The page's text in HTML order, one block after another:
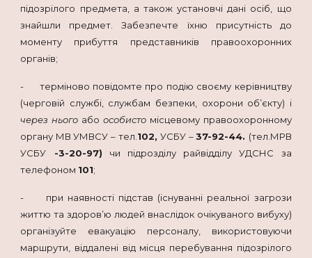
підозрілого предмета, а також установчі дані осіб, що
знайшли предмет. Забезпечте їхню присутність до
моменту прибуття представників правоохоронних
органів;
- терміново повідомте про подію своєму керівництву
(черговій службі, службам безпеки, охорони об’єкту) і
через нього або особистомісцевому правоохоронному
органу МВ УМВСУ – тел.102,УСБУ –37-92-44. (тел.МРВ
УСБУ -3-20-97) чи підрозділу райвідділу УДСНС за
телефоном 101;
- при наявності підстав (існуванні реальної загрози
життю та здоров’ю людей внаслідок очікуваного вибуху)
організуйте евакуацію персоналу, використовуючи
маршрути, віддалені від місця перебування підозрілого